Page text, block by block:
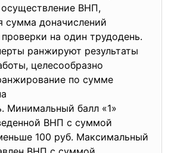
осуществление ВНП,
сумма доначислений
на один трудодень.
ранжируют результаты
целесообразно
по сумме
Минимальный балл «1»
ВНП с суммой
100 руб. Максимальный